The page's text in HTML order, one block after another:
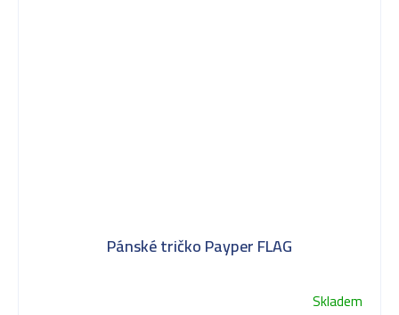
Pánské tričko Payper FLAG
Skladem